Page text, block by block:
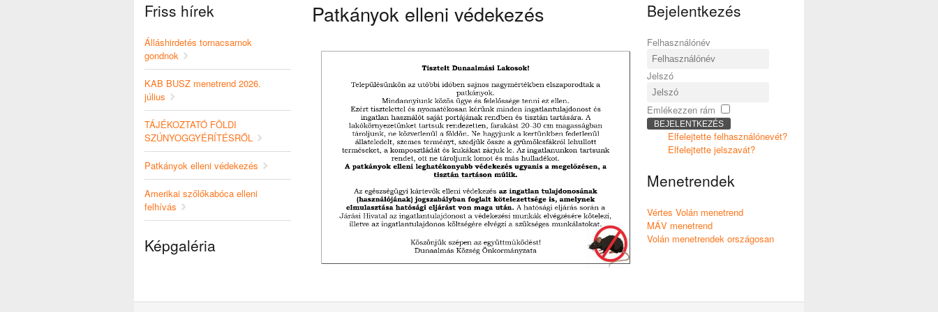
Friss hírek
Álláshirdetés tornacsarnok
gondnok
KAB BUSZ menetrend 2026.
július
TÁJÉKOZTATÓ FÖLDI
SZÚNYOGGYÉRÍTÉSRŐL
Patkányok elleni védekezés
Amerikai szőlőkabóca elleni
felhívás
Képgaléria
Patkányok elleni védekezés Bejelentkezés
Felhasználónév
Jelszó
Emlékezzen rám
BEJELENTKEZÉS
Elfelejtette felhasználónevét?
Elfelejtette jelszavát?
Menetrendek
Vértes Volán menetrend
MÁV menetrend
Volán menetrendek országosan